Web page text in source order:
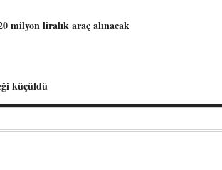
milyon liralık araç alınacak
küçüldü